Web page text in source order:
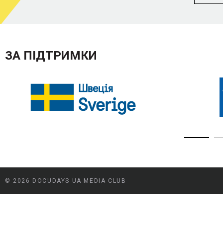
ЗА ПІДТРИМКИ
© 2026 DOCUDAYS UA MEDIA CLUB